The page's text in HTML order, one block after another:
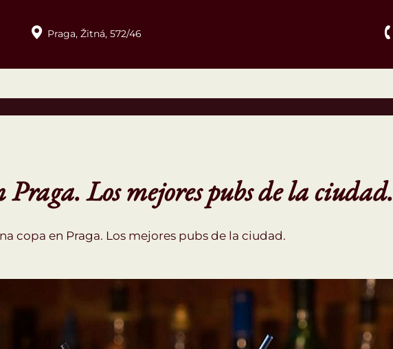
Praga, Žitná, 572/46
Los mejores pubs de la ciudad.
copa en Praga. Los mejores pubs de la ciudad.